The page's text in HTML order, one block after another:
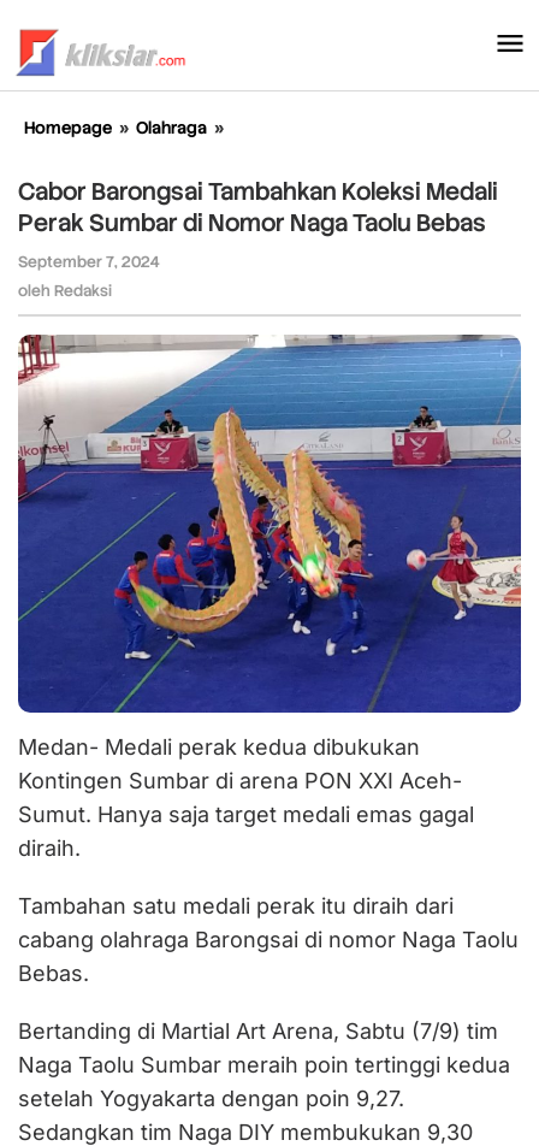
konten
Homepage » Olahraga »
Tambahkan
Koleksi
Medali
Nomor
Naga
Taolu
Bebas
Cabor Barongsai Tambahkan Koleksi Medali
Perak Sumbar di Nomor Naga Taolu Bebas
September 7, 2024
oleh Redaksi
Medan- Medali perak kedua dibukukan
Kontingen Sumbar di arena PON XXI Aceh-
Sumut. Hanya saja target medali emas gagal
diraih.
Tambahan satu medali perak itu diraih dari
cabang olahraga Barongsai di nomor Naga Taolu
Bebas.
Bertanding di Martial Art Arena, Sabtu (7/9) tim
Naga Taolu Sumbar meraih poin tertinggi kedua
setelah Yogyakarta dengan poin 9,27.
Sedangkan tim Naga DIY membukukan 9,30